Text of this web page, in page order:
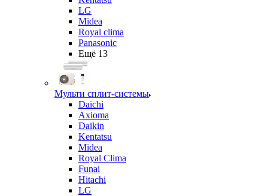
LG
Midea
Royal clima
Panasonic
Ещё 13
Мульти сплит-системы
Daichi
Axioma
Daikin
Kentatsu
Midea
Royal Clima
Funai
Hitachi
LG